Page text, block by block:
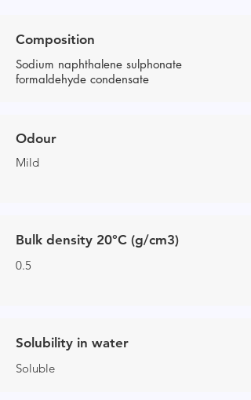
Composition
Sodium naphthalene sulphonate
formaldehyde condensate
Odour
Mild
Bulk density 20°C (g/cm3)
0.5
Solubility in water
Soluble